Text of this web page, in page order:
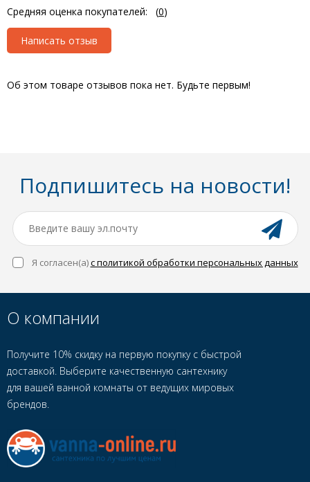
Средняя оценка покупателей: (0)
Написать отзыв
Об этом товаре отзывов пока нет. Будьте первым!
Подпишитесь на новости!
Я согласен(a)с политикой обработки персональных данных
О компании
Получите 10% скидку на первую покупку с быстрой
доставкой. Выберите качественную сантехнику
для вашей ванной комнаты от ведущих мировых
брендов.